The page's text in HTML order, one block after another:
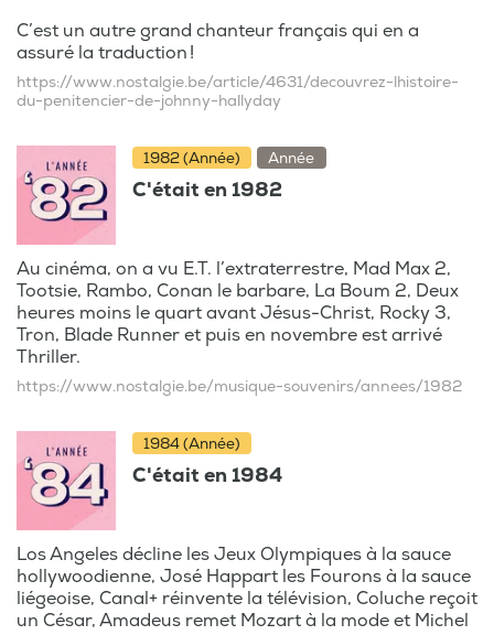
C’est un autre grand chanteur français qui en a
assuré la traduction !
https://www.nostalgie.be/article/4631/decouvrez-lhistoire-
du-penitencier-de-johnny-hallyday
1982 (Année) Année
C'était en 1982
Au cinéma, on a vu E.T. l’extraterrestre, Mad Max 2,
Tootsie, Rambo, Conan le barbare, La Boum 2, Deux
heures moins le quart avant Jésus-Christ, Rocky 3,
Tron, Blade Runner et puis en novembre est arrivé
Thriller.
https://www.nostalgie.be/musique-souvenirs/annees/1982
1984 (Année)
C'était en 1984
Los Angeles décline les Jeux Olympiques à la sauce
hollywoodienne, José Happart les Fourons à la sauce
liégeoise, Canal+ réinvente la télévision, Coluche reçoit
un César, Amadeus remet Mozart à la mode et Michel